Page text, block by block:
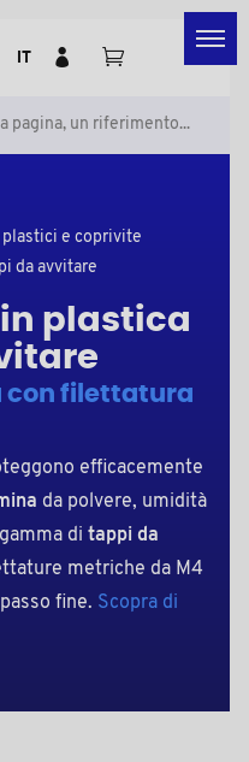
IT
plastici e coprivite
da avvitare
plastica
con filettatura
efficacemente
da polvere, umidità
di tappi da
metriche da M4
fine. Scopra di